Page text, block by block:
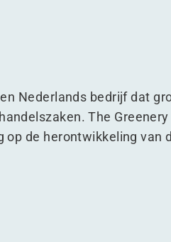
Nederlands bedrijf dat
The
de herontwikkeling van